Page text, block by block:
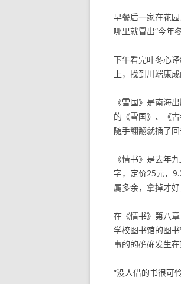
早餐后一家在花
哪里就冒出“今年
下午看完叶冬心
上，找到川端康
《雪国》是南海
的《雪国》、《
随手翻翻就插了
《情书》是去年
字，定价25元，
属多余，拿掉才好
在《情书》第八
学校图书馆的图
事的的确确发生
“没人借的书很可